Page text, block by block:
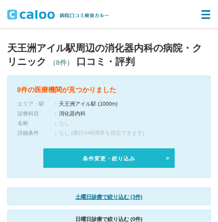
天王洲アイル駅周辺の消化器内科の病院・ク
リニック
（8件） 口コミ・評判
8件の医療機関が見つかりました
エリア・駅
天王洲アイル駅 (1000m)
診療科目
消化器内科
名称
なし
詳細条件
なし (曜日や時間帯を指定できます)
条件変更・絞り込み
土曜日診療で絞り込む (3件)
日曜日診療で絞り込む (0件)